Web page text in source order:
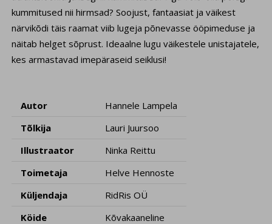
kummitused nii hirmsad? Soojust, fantaasiat ja väikest
närvikõdi täis raamat viib lugeja põnevasse ööpimeduse ja
näitab helget sõprust. Ideaalne lugu väikestele unistajatele,
kes armastavad imepäraseid seiklusi!
Autor
Hannele Lampela
Tõlkija
Lauri Juursoo
Illustraator
Ninka Reittu
Toimetaja
Helve Hennoste
Küljendaja
RidRis OÜ
Köide
Kõvakaaneline